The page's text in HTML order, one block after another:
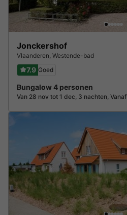
Jonckershof
Vlaanderen Westende-bad
7.9 Goed
Bungalow 4 personen
Van 28 nov tot 1 dec, 3 nachten, Vanaf